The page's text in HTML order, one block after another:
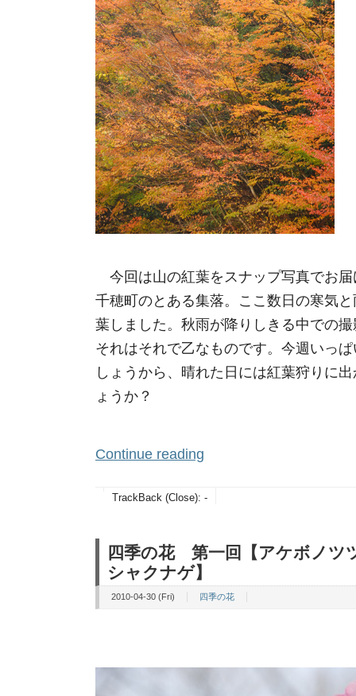
今回は山の紅葉をスナップ写真でお
千穂町のとある集落。ここ数日の寒気
葉しました。秋雨が降りしきる中での
それはそれで乙なものです。今週いっ
しょうから、晴れた日には紅葉狩りに
ょうか？
Continue reading
TrackBack (Close): -
四季の花 第一回【アケボノ
シャクナゲ】
2010-04-30 (Fri) 四季の花